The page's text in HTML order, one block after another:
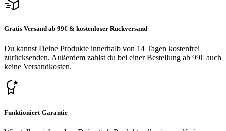
Gratis Versand ab 99€ & kostenloser Rückversand
Du kannst Deine Produkte innerhalb von 14 Tagen kostenfrei
zurücksenden. Außerdem zahlst du bei einer Bestellung ab 99€ auch
keine Versandkosten.
Funktioniert-Garantie